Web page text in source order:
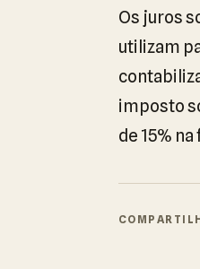
Os juros
utilizam
imposto
de 15%